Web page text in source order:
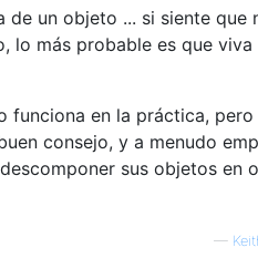
de un objeto ... si siente que
lo más probable es que
funciona en la práctica, pero
consejo, y a menudo
sus objetos en
—